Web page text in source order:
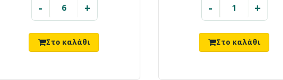
- + - +